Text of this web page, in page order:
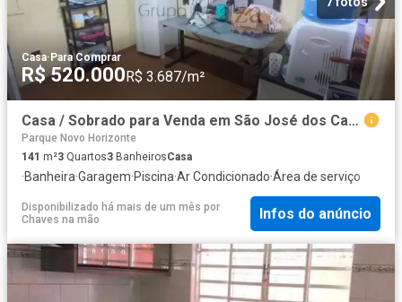
Casa· Para Comprar
R$ 520.000 R$ 3.687/m²
Casa / Sobrado para Venda em São José dos Campos/SP Jardim Americano 3 Quartos
Parque Novo Horizonte
141 m²3 Quartos3 BanheirosCasa
·Banheira·Garagem·Piscina·Ar Condicionado·Área de serviço
Disponibilizado há mais de um mês por
Chaves na mão
Infos do anúncio